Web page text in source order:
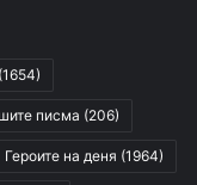
(1654)
писма (206)
Героите на деня (1964)